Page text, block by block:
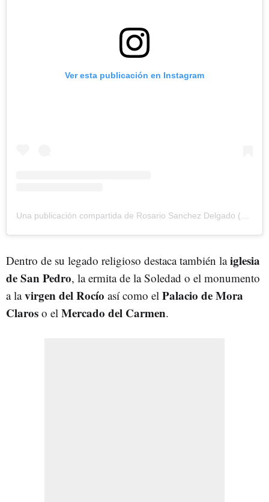
Ver esta publicación en Instagram
Una publicación compartida de Rosario Sanchez Delgado (@rosario.sanchezdelgado)
Dentro de su legado religioso destaca también laiglesia
de San Pedro, la ermita de la Soledad o el monumento
a lavirgen del Rocío así como el Palacio de Mora
Claros o el Mercado del Carmen.